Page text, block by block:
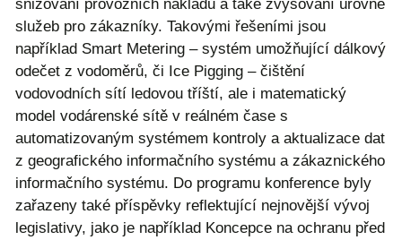
snižování provozních nákladů a také zvyšování úrovně
služeb pro zákazníky. Takovými řešeními jsou
například Smart Metering – systém umožňující dálkový
odečet z vodoměrů, či Ice Pigging – čištění
vodovodních sítí ledovou tříští, ale i matematický
model vodárenské sítě v reálném čase s
automatizovaným systémem kontroly a aktualizace dat
z geografického informačního systému a zákaznického
informačního systému. Do programu konference byly
zařazeny také příspěvky reflektující nejnovější vývoj
legislativy, jako je například Koncepce na ochranu před